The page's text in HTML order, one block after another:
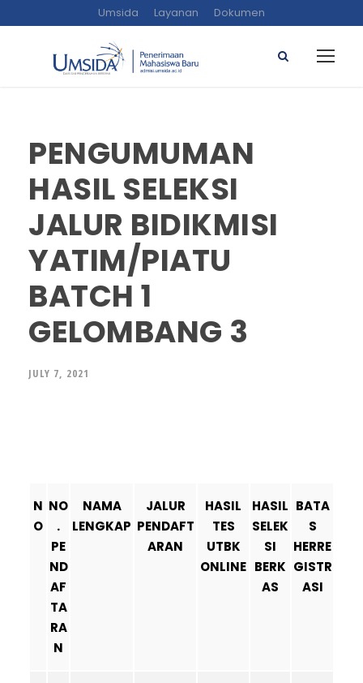
Umsida Layanan Dokumen
PENGUMUMAN
HASIL SELEKSI
JALUR BIDIKMISI
YATIM/PIATU
BATCH 1
GELOMBANG 3
JULY 7, 2021
N
O
NO
.
PE
ND
AF
TA
RA
N
NAMA
LENGKAP
JALUR
PENDAFT
ARAN
HASIL
TES
UTBK
ONLINE
HASIL
SELEK
SI
BERK
AS
BATA
S
HERRE
GISTR
ASI